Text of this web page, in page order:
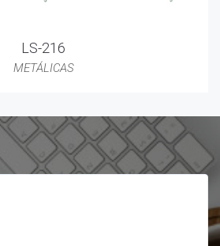
LS-216
METÁLICAS